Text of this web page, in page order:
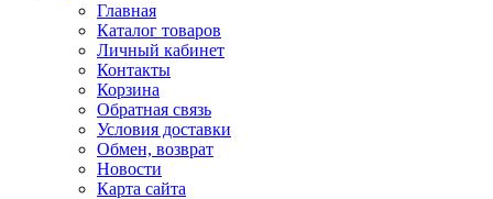
Главная
Каталог товаров
Личный кабинет
Контакты
Корзина
Обратная связь
Условия доставки
Обмен, возврат
Новости
Карта сайта